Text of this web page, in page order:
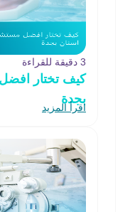
3 دقيقة للقراءة
كيف تختار
بجدة
اقرأ المزيد